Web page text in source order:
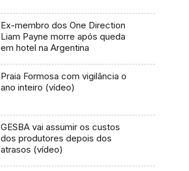
Ex-membro dos One Direction
Liam Payne morre após queda
em hotel na Argentina
Praia Formosa com vigilância o
ano inteiro (vídeo)
GESBA vai assumir os custos
dos produtores depois dos
atrasos (vídeo)